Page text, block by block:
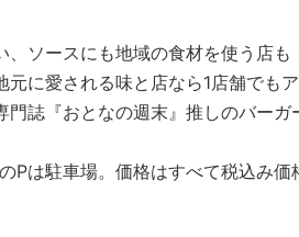
ソースにも地域の食材を使う店も
に愛される味と店なら1店舗でも
誌『おとなの週末』推しのバーガ
は駐車場。価格はすべて税込み価